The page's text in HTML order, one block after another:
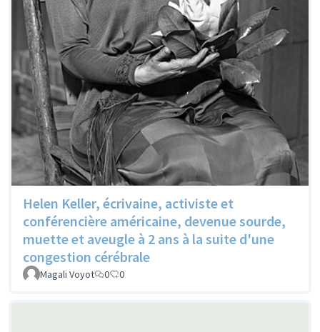
Helen Keller, écrivaine, activiste et
conférencière américaine, devenue sourde,
muette et aveugle à 2 ans à la suite d'une
congestion cérébrale
Magali Voyot 0 0